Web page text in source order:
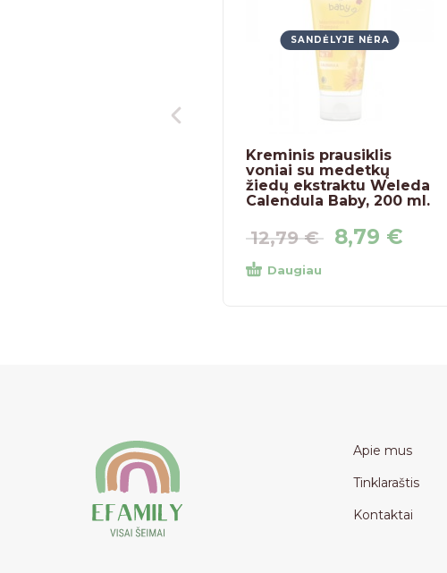
SANDĖLYJE NĖRA
Kreminis prausiklis
voniai su medetkų
žiedų ekstraktu Weleda
Calendula Baby, 200 ml.
12,79€ 8,79 €
Daugiau
Apie mus
Tinklaraštis
Kontaktai